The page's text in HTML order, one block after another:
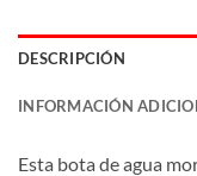
DESCRIPCIÓN
INFORMACIÓN
Esta bota de agua